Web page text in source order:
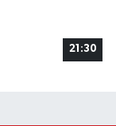
21:30